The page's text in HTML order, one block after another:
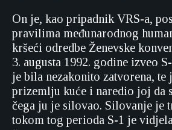
On je, kao pripadnik VRS-a,
pravilima međunarodnog
kršeći odredbe Ženevske
3. augusta 1992. godine izveo
je bila nezakonito zatvorena, te
prizemlju kuće i naredio joj da
čega ju je silovao. Silovanje je
tokom tog perioda S-1 je